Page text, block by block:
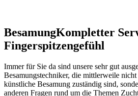
BesamungKompletter
Fingerspitzengefühl
Immer für Sie da sind unsere sehr gut
Besamungstechniker, die mittlerweile
künstliche Besamung zuständig sind,
anderen Fragen rund um die Themen